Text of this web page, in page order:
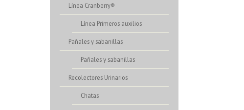
Línea Cranberry®
Línea Primeros auxilios
Pañales y sabanillas
Pañales y sabanillas
Recolectores Urinarios
Chatas